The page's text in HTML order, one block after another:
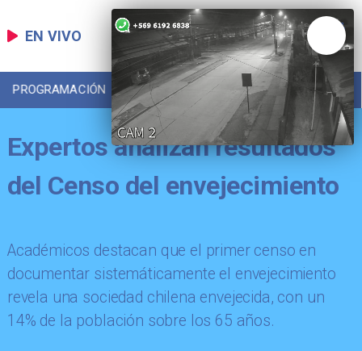
EN VIVO
PROGRAMACIÓN LOCAL DEPORTES
Expertos analizan resultados
del Censo del envejecimiento
Académicos destacan que el primer censo en
documentar sistemáticamente el envejecimiento
revela una sociedad chilena envejecida, con un
14% de la población sobre los 65 años.